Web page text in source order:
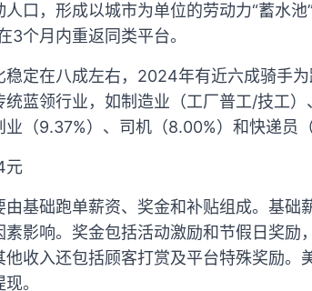
口，形成以城市为单位的劳动力“蓄水池
3个月内重返同类平台。
稳定在八成左右，2024年有近六成骑手
蓝领行业，如制造业（工厂普工/技工
（9.37%）、司机（8.00%）和快递员
元
由基础跑单薪资、奖金和补贴组成。基础
影响。奖金包括活动激励和节假日奖励
收入还包括顾客打赏及平台特殊奖励。
。